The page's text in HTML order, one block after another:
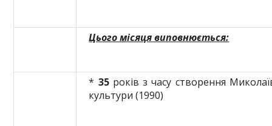
Цього місяця виповнюється:
* 35років з часу створення
культури (1990)